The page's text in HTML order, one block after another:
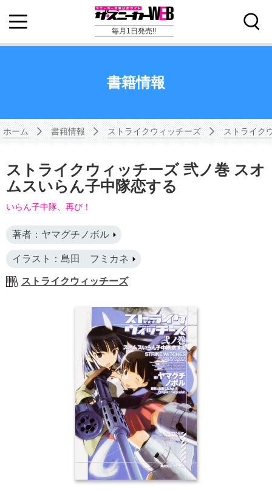
毎月1日発売!!
書籍情報
ホーム 書籍情報 ストライクウィッチーズ ストライク
ストライクウィッチーズ 弐ノ巻 スオ
ムスいらん子中隊恋する
いらん子中隊、再び！
著者：ヤマグチノボル
イラスト：島田 フミカネ
ストライクウィッチーズ